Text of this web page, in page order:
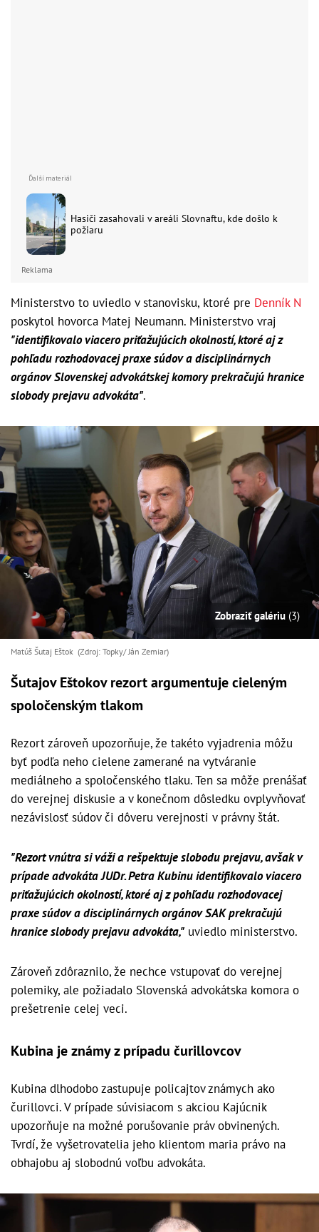
Hasiči zasahovali v areáli Slovnaftu, kde došlo k
požiaru
Reklama
Ministerstvo to uviedlo v stanovisku, ktoré pre Denník N
poskytol hovorca Matej Neumann. Ministerstvo vraj
"identifikovalo viacero priťažujúcich okolností, ktoré aj z
pohľadu rozhodovacej praxe súdov a disciplinárnych
orgánov Slovenskej advokátskej komory prekračujú hranice
slobody prejavu advokáta".
Zobraziť galériu (3)
Matúš Šutaj Eštok (Zdroj: Topky/ Ján Zemiar)
Šutajov Eštokov rezort argumentuje cieleným
spoločenským tlakom
Rezort zároveň upozorňuje, že takéto vyjadrenia môžu
byť podľa neho cielene zamerané na vytváranie
mediálneho a spoločenského tlaku. Ten sa môže prenášať
do verejnej diskusie a v konečnom dôsledku ovplyvňovať
nezávislosť súdov či dôveru verejnosti v právny štát.
"Rezort vnútra si váži a rešpektuje slobodu prejavu, avšak v
prípade advokáta JUDr. Petra Kubinu identifikovalo viacero
priťažujúcich okolností, ktoré aj z pohľadu rozhodovacej
praxe súdov a disciplinárnych orgánov SAK prekračujú
hranice slobody prejavu advokáta," uviedlo ministerstvo.
Zároveň zdôraznilo, že nechce vstupovať do verejnej
polemiky, ale požiadalo Slovenská advokátska komora o
prešetrenie celej veci.
Kubina je známy z prípadu čurillovcov
Kubina dlhodobo zastupuje policajtov známych ako
čurillovci. V prípade súvisiacom s akciou Kajúcnik
upozorňuje na možné porušovanie práv obvinených.
Tvrdí, že vyšetrovatelia jeho klientom maria právo na
obhajobu aj slobodnú voľbu advokáta.